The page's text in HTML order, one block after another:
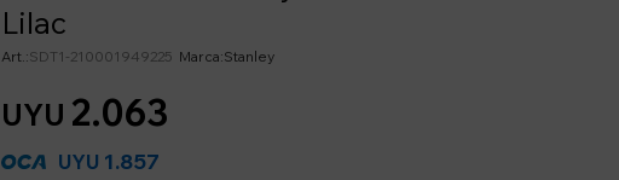
Lilac
SDT1-210001949225 Stanley
UYU 2.063
UYU 1.857